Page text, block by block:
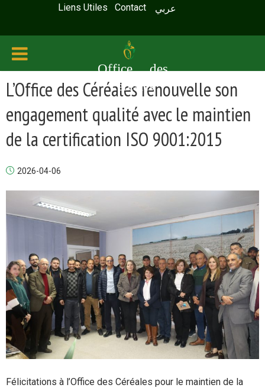
Liens Utiles Contact عربي
Office des
céréales
L’Office des Céréales renouvelle son
engagement qualité avec le maintien
de la certification ISO 9001:2015
2026-04-06
Félicitations à l’Office des Céréales pour le maintien de la